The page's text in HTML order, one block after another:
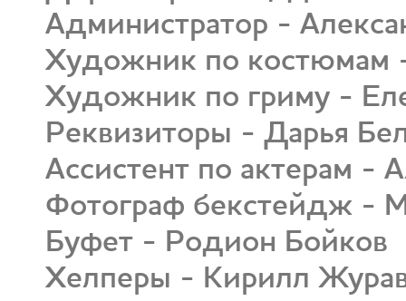
Администратор -
Художник по костюмам
Художник по гриму -
Реквизиторы - Дарья
Ассистент по актерам -
Фотограф бекстейдж -
Буфет - Родион Бойков
Хелперы - Кирилл